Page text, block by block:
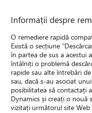
Informații despre
O remediere rapidă
Există o secțiune
în partea de sus a acestui
întâlniți o problemă
rapide sau alte întrebări
sau, dacă s-au asociat
posibilitatea să contactați
Dynamics și creați o nouă
vizitați următorul site